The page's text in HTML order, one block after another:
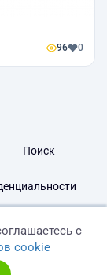
96 0
Поиск
с
cookie